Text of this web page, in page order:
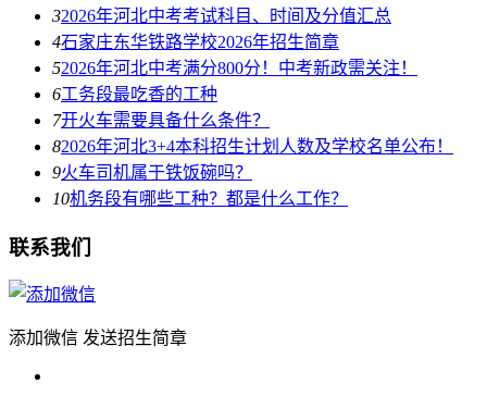
32026年河北中考考试科目、时间及分值汇总
4石家庄东华铁路学校2026年招生简章
52026年河北中考满分800分！中考新政需关注！
6工务段最吃香的工种
7开火车需要具备什么条件？
82026年河北3+4本科招生计划人数及学校名单公布！
9火车司机属于铁饭碗吗？
10机务段有哪些工种？都是什么工作？
联系我们
添加微信 发送招生简章